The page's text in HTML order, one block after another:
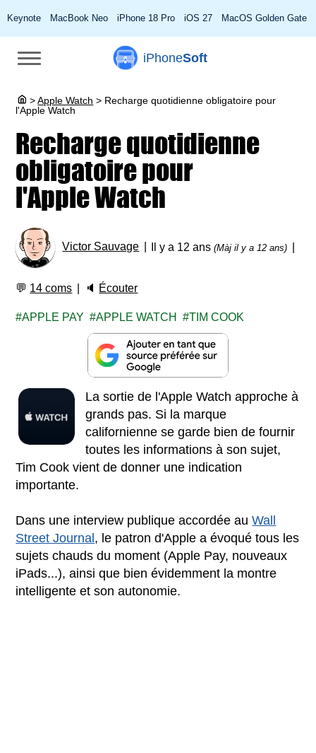
Keynote MacBook Neo iPhone 18 Pro iOS 27 MacOS Golden Gate
iPhoneSoft
> Apple Watch > Recharge quotidienne obligatoire pour
l'Apple Watch
Recharge quotidienne
obligatoire pour
l'Apple Watch
Victor Sauvage Il y a 12 ans(Màj il y a 12 ans)
💬 14 coms 🔈 Écouter
APPLE PAY APPLE WATCH TIM COOK
La sortie de l'Apple Watch approche à
grands pas. Si la marque
californienne se garde bien de fournir
toutes les informations à son sujet,
Tim Cook vient de donner une indication
importante.
Dans une interview publique accordée auWall
Street Journal, le patron d'Apple a évoqué tous les
sujets chauds du moment (Apple Pay, nouveaux
iPads...), ainsi que bien évidemment la montre
intelligente et son autonomie.